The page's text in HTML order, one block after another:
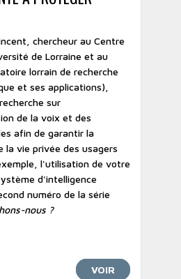
chercheur au Centre
de Lorraine et au
lorrain de recherche
et ses applications),
sur
de la voix et des
afin de garantir la
la vie privée des usagers
l'utilisation de votre
d'intelligence
numéro de la série
nous ?
VOIR